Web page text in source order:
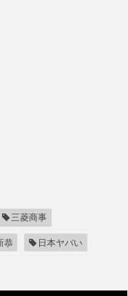
三菱商事
恭 日本ヤバい